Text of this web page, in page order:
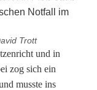
Trott
und in
zog sich ein
musste ins